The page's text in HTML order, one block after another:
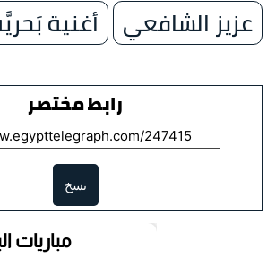
عزيز الشافعي
أغنية
رابط مختصر
نسخ